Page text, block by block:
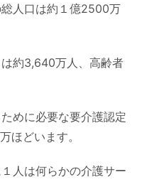
人口は約１億2500万
約3,640万人、高齢者
めに必要な要介護認定
ほどいます。
人は何らかの介護サー